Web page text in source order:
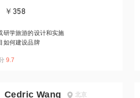
￥358
研学旅游的设计和实施
如何建设品牌
9.7
Cedric Wang
北京